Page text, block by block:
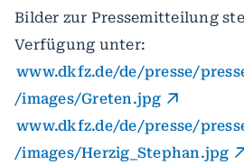
Bilder zur Pressemitteilung
Verfügung unter:
www.dkfz.de/de/presse/
/images/Greten.jpg
www.dkfz.de/de/presse/
/images/Herzig_Stephan.jpg